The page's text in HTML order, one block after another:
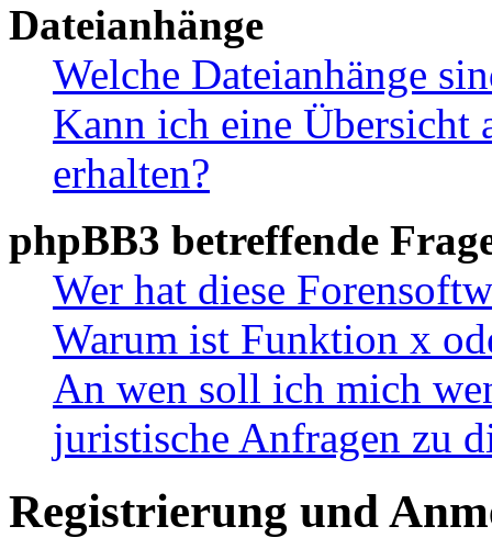
Dateianhänge
Welche Dateianhänge
Kann ich eine Übersicht
erhalten?
phpBB3 betreffende
Wer hat diese
Warum ist Funktion x
An wen soll ich mich
juristische Anfragen zu
Registrierung und